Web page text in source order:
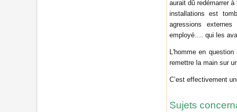
aurait dû redémarrer
installations est
agressions
employé…. qui les
L'homme en
remettre la main sur
C’est effectivement
Sujets